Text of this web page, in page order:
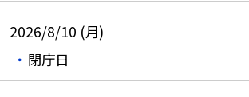
2026/8/10 (月)
閉庁日